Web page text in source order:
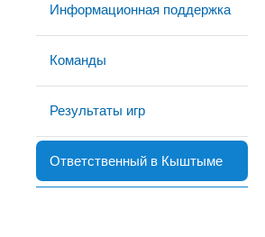
Информационная поддержка
Команды
Результаты игр
Ответственный в Кыштыме